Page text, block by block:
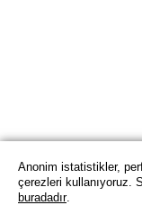
Anonim istatistikler,
çerezleri kullanıyoruz.
buradadır.